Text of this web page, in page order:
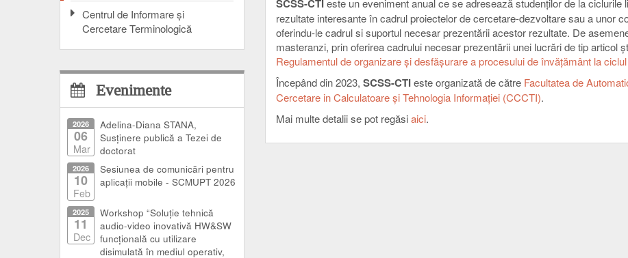
Centrul de Informare şi
Cercetare Terminologică
SCSS-CTIeste un eveniment anual ce se adresează studenților de la
rezultate interesante în cadrul proiectelor de cercetare-dezvoltare sau a unor
oferindu-le cadrul si suportul necesar prezentării acestor rezultate. De
masteranzi, prin oferirea cadrului necesar prezentării unei lucrări de tip articol
Regulamentul de organizare şi desfăşurare a procesului de învăţământ la
Începând din 2023, SCSS-CTIeste organizată de către Facultatea de
Cercetare in Calculatoare şi Tehnologia Informaţiei (CCCTI).
Mai multe detalii se pot regăsiaici.
Evenimente
2026
06
Mar
Adelina-Diana STANA,
Susținere publică a Tezei de
doctorat
2026
10
Feb
Sesiunea de comunicări pentru
aplicații mobile - SCMUPT 2026
2025
11
Dec
Workshop “Soluție tehnică
audio-video inovativă HW&SW
funcțională cu utilizare
disimulată în mediul operativ,